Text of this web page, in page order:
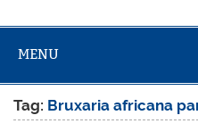
MENU
Tag: Bruxaria africana